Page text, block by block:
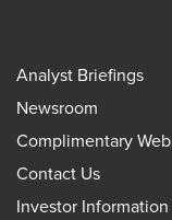
Analyst Briefings
Newsroom
Complimentary
Contact Us
Investor Information